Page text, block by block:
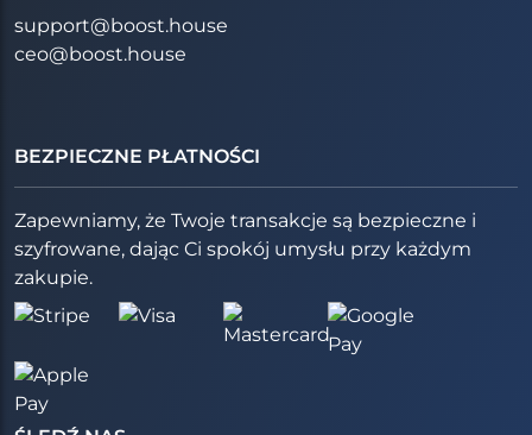
support@boost.house
ceo@boost.house
BEZPIECZNE PŁATNOŚCI
Zapewniamy, że Twoje transakcje są bezpieczne i
szyfrowane, dając Ci spokój umysłu przy każdym
zakupie.